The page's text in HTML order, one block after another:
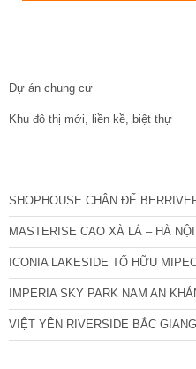
Dự án chung cư
Khu đô thị mới, liền kề, biệt thự
SHOPHOUSE CHÂN ĐẾ
MASTERISE CAO XÀ LÁ – HÀ
ICONIA LAKESIDE TỐ HỮU
IMPERIA SKY PARK NAM AN
VIỆT YÊN RIVERSIDE BẮC GIANG